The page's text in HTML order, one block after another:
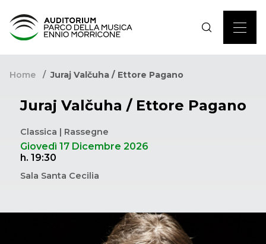
Home Juraj Valčuha / Ettore Pagano
Juraj Valčuha / Ettore Pagano
Classica | Rassegne
Giovedì 17 Dicembre 2026
h. 19:30
Sala Santa Cecilia